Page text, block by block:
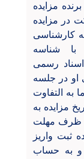
مزایده
در مزایده
پایه کارشناسی
شناسه
اسناد رسمی
او در جلسه
به التفاوت
۵ روز از تاریخ مزایده به
ظرف مهلت
ثبت واریز
و به حساب